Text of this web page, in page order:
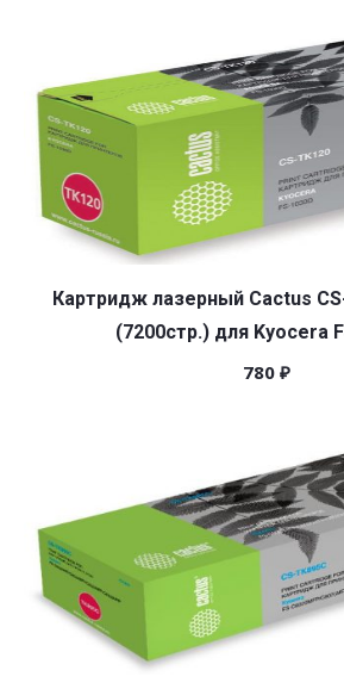
Картридж лазерный Cactus
(7200стр.) для Kyocera
780 ₽